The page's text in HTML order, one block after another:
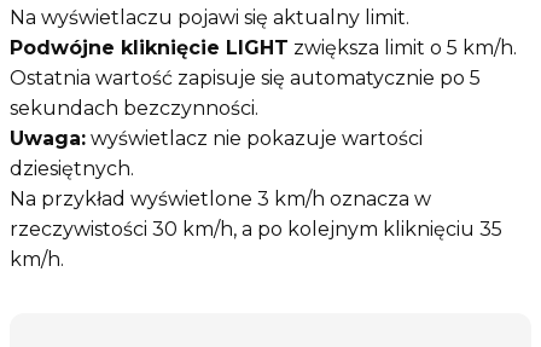
Na wyświetlaczu pojawi się aktualny limit.
Podwójne kliknięcie LIGHT zwiększa limit o 5 km/h.
Ostatnia wartość zapisuje się automatycznie po 5
sekundach bezczynności.
Uwaga: wyświetlacz nie pokazuje wartości
dziesiętnych.
Na przykład wyświetlone 3 km/h oznacza w
rzeczywistości 30 km/h, a po kolejnym kliknięciu 35
km/h.